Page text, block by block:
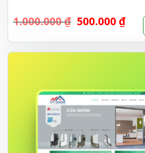
1.000.000₫ Giá
là:
1.000.000 ₫.
500.000 ₫Giá
hiện
tại
là: